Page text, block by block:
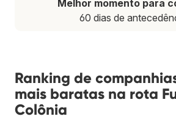
Melhor momento para
60 dias de
Ranking de
mais baratas na rota
Colônia